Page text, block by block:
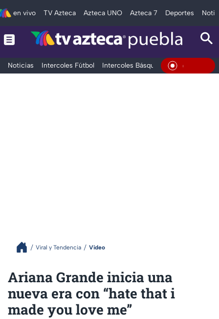
en vivo TV Azteca Azteca UNO Azteca 7 Deportes
Noticias Intercoles Fútbol Intercoles Básquetbol DeportesEn Vivo
Viral y Tendencia Video
Ariana Grande inicia una
nueva era con “hate that i
made you love me”